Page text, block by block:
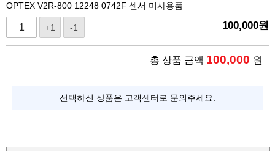
OPTEX V2R-800 12248 0742F 센서 미사용품
+1 -1 100,000원
총 상품 금액 100,000 원
선택하신 상품은 고객센터로 문의주세요.